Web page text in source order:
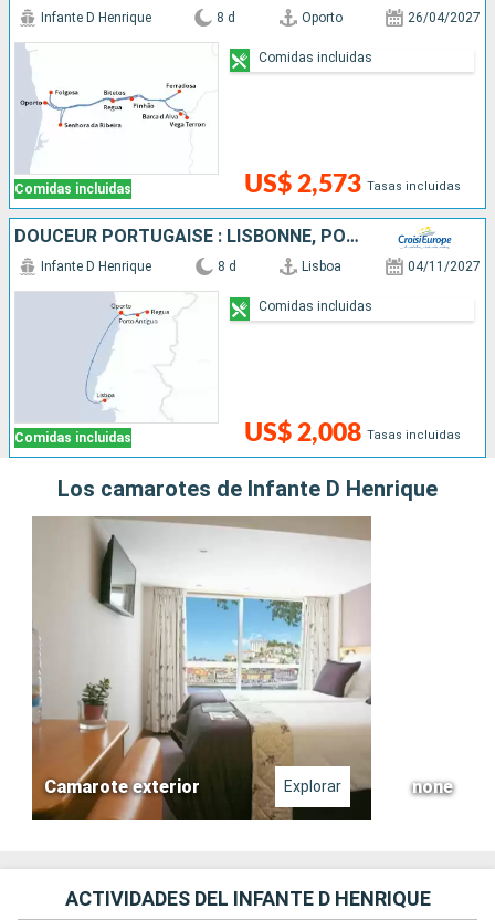
Comidas incluidas
Infante D Henrique 8 d Oporto 26/04/2027
US$ 2,573 Tasas incluidas
Comidas incluidas
DOUCEUR PORTUGAISE : LISBONNE, PORTO & LA VALLÉE DU DOURO
Comidas incluidas
Infante D Henrique 8 d Lisboa 04/11/2027
US$ 2,008 Tasas incluidas
Comidas incluidas
Los camarotes de Infante D Henrique
Camarote exterior Explorar none
ACTIVIDADES DEL INFANTE D HENRIQUE